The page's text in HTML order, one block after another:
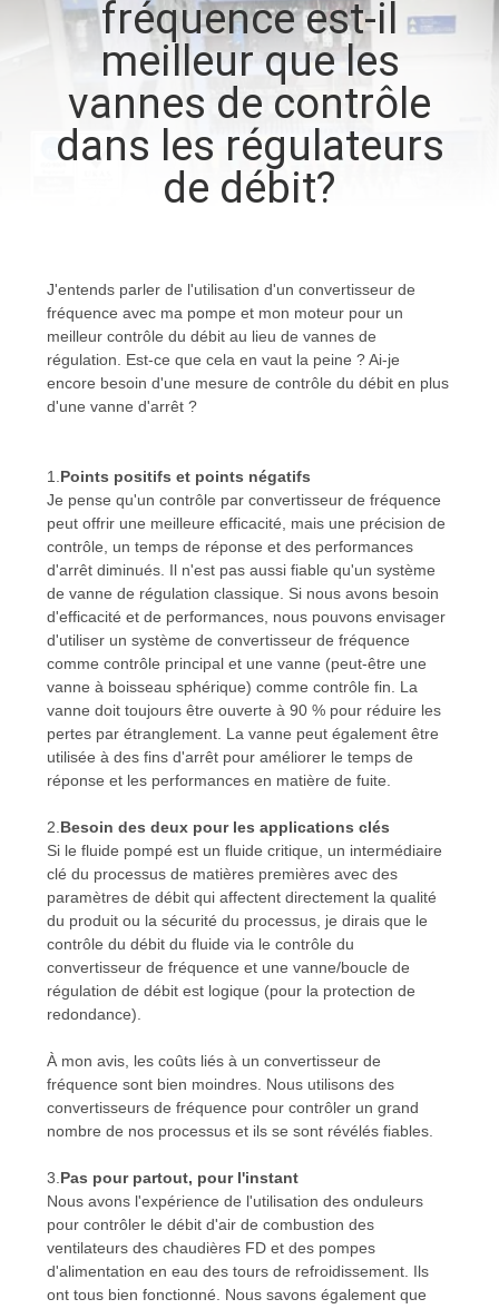
CONTRÔLE
QUALITÉ
DEMANDE
DE
SOUMISSION
SITE
POLITIQUE
MATIÈRE
PROTECTION
PRIVÉE
fréquence est-il
meilleur que les
vannes de contrôle
dans les régulateurs
de débit?
J'entends parler de l'utilisation d'un convertisseur de
fréquence avec ma pompe et mon moteur pour un
meilleur contrôle du débit au lieu de vannes de
régulation. Est-ce que cela en vaut la peine ? Ai-je
encore besoin d'une mesure de contrôle du débit en plus
d'une vanne d'arrêt ?
1. Points positifs et points négatifs
Je pense qu'un contrôle par convertisseur de fréquence
peut offrir une meilleure efficacité, mais une précision de
contrôle, un temps de réponse et des performances
d'arrêt diminués. Il n'est pas aussi fiable qu'un système
de vanne de régulation classique. Si nous avons besoin
d'efficacité et de performances, nous pouvons envisager
d'utiliser un système de convertisseur de fréquence
comme contrôle principal et une vanne (peut-être une
vanne à boisseau sphérique) comme contrôle fin. La
vanne doit toujours être ouverte à 90 % pour réduire les
pertes par étranglement. La vanne peut également être
utilisée à des fins d'arrêt pour améliorer le temps de
réponse et les performances en matière de fuite.
2. Besoin des deux pour les applications clés
Si le fluide pompé est un fluide critique, un intermédiaire
clé du processus de matières premières avec des
paramètres de débit qui affectent directement la qualité
du produit ou la sécurité du processus, je dirais que le
contrôle du débit du fluide via le contrôle du
convertisseur de fréquence et une vanne/boucle de
régulation de débit est logique (pour la protection de
redondance).
À mon avis, les coûts liés à un convertisseur de
fréquence sont bien moindres. Nous utilisons des
convertisseurs de fréquence pour contrôler un grand
nombre de nos processus et ils se sont révélés fiables.
3. Pas pour partout, pour l'instant
Nous avons l'expérience de l'utilisation des onduleurs
pour contrôler le débit d'air de combustion des
ventilateurs des chaudières FD et des pompes
d'alimentation en eau des tours de refroidissement. Ils
ont tous bien fonctionné. Nous savons également que